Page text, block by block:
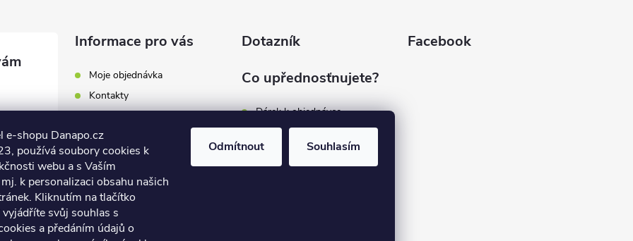
e-shopu Danapo.cz
používá soubory cookies k
webu a s Vaším
k personalizaci obsahu našich
Kliknutím na tlačítko
vyjádříte svůj souhlas s
a předáním údajů o
Odmítnout Souhlasím
446
446
Informace pro vás
Moje objednávka
Kontakty
Hodnocení obchodu
Obchodní podmínky
Reklamace a výměna zboží
Podmínky ochrany osobních
údajů
Soubory cookies
Dotazník
Co upřednosťnujete?
Dárek k objednávce
Zákaznický servis
Dopravu zdarma
Facebook